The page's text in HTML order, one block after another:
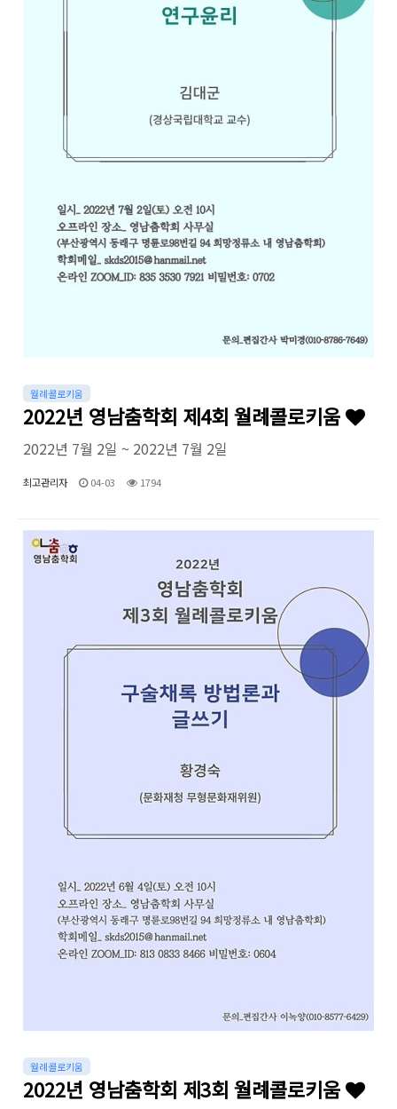
월례콜로키움
2022년 영남춤학회 제4회 월례콜로키움
2022년 7월 2일 ~ 2022년 7월 2일
최고관리자 04-03 1794
월례콜로키움
2022년 영남춤학회 제3회 월례콜로키움